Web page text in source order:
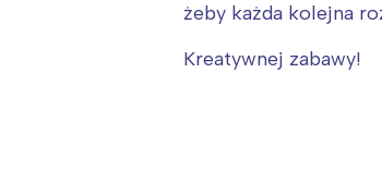
żeby każda kolejna
Kreatywnej zabawy!